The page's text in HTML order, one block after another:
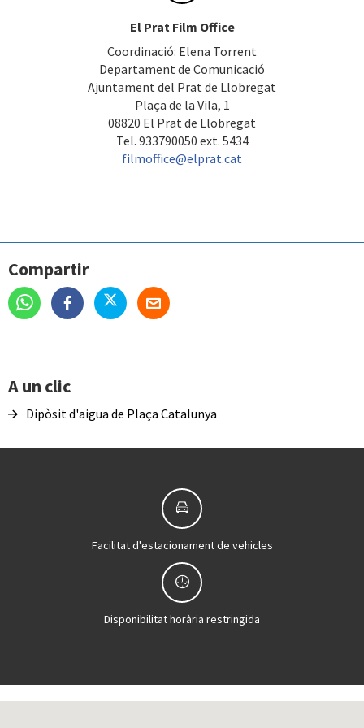
El Prat Film Office
Coordinació: Elena Torrent
Departament de Comunicació
Ajuntament del Prat de Llobregat
Plaça de la Vila, 1
08820 El Prat de Llobregat
Tel. 933790050 ext. 5434
filmoffice@elprat.cat
Compartir
A un clic
Dipòsit d'aigua de Plaça Catalunya
Facilitat d'estacionament de vehicles
Disponibilitat horària restringida